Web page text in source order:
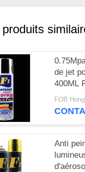
produits
de jet
400ML
Anti